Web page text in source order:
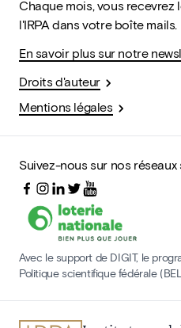
Chaque mois, vous recevrez
l'IRPA dans votre boîte mails.
En savoir plus sur notre
Droits d'auteur
Mentions légales
Suivez-nous sur nos réseaux
Avec le support de DIGIT, le
Politique scientifique fédérale